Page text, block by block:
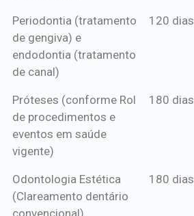
Periodontia (tratamento
de gengiva) e
endodontia (tratamento
de canal)
120 dias
Próteses (conforme Rol
de procedimentos e
eventos em saúde
vigente)
180 dias
Odontologia Estética
(Clareamento dentário
convencional)
180 dias